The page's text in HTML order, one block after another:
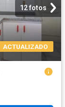
12 fotos
ACTUALIZADO